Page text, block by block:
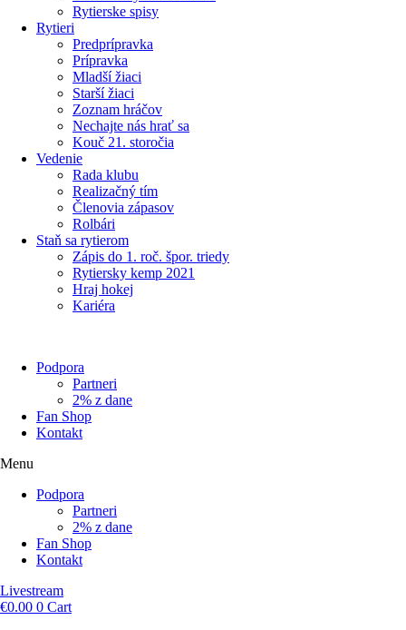
Rytierske spisy
Rytieri
Predprípravka
Prípravka
Mladší žiaci
Starší žiaci
Zoznam hráčov
Nechajte nás hrať sa
Kouč 21. storočia
Vedenie
Rada klubu
Realizačný tím
Členovia zápasov
Rolbári
Staň sa rytierom
Zápis do 1. roč. špor. triedy
Rytiersky kemp 2021
Hraj hokej
Kariéra
Podpora
Partneri
2% z dane
Fan Shop
Kontakt
Menu
Podpora
Partneri
2% z dane
Fan Shop
Kontakt
Livestream
€0.00 0 Cart